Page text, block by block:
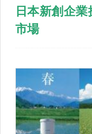
日本新創企
市場